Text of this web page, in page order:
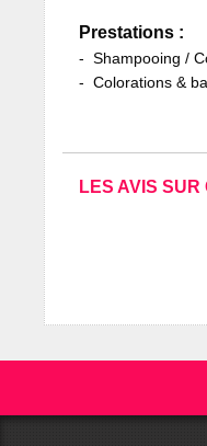
Prestations :
Shampooing /
Colorations &
LES AVIS